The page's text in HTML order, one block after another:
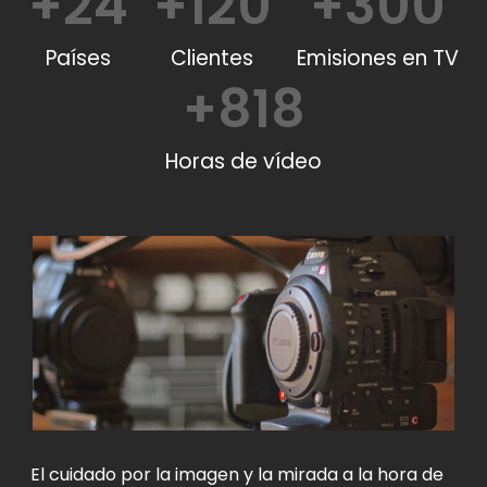
Países Clientes Emisiones en TV
+818
Horas de vídeo
El cuidado por la imagen y la mirada a la hora de